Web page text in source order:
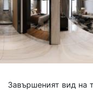
Завършеният вид на